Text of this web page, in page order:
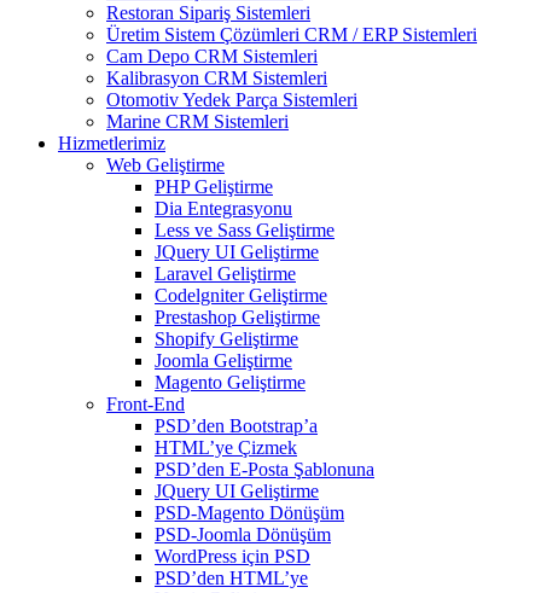
Restoran Sipariş Sistemleri
Üretim Sistem Çözümleri CRM / ERP Sistemleri
Cam Depo CRM Sistemleri
Kalibrasyon CRM Sistemleri
Otomotiv Yedek Parça Sistemleri
Marine CRM Sistemleri
Hizmetlerimiz
Web Geliştirme
PHP Geliştirme
Dia Entegrasyonu
Less ve Sass Geliştirme
JQuery UI Geliştirme
Laravel Geliştirme
Codelgniter Geliştirme
Prestashop Geliştirme
Shopify Geliştirme
Joomla Geliştirme
Magento Geliştirme
Front-End
PSD’den Bootstrap’a
HTML’ye Çizmek
PSD’den E-Posta Şablonuna
JQuery UI Geliştirme
PSD-Magento Dönüşüm
PSD-Joomla Dönüşüm
WordPress için PSD
PSD’den HTML’ye